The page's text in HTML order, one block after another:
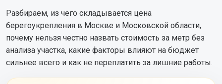
Разбираем, из чего складывается цена
берегоукрепления в Москве и Московской области,
почему нельзя честно назвать стоимость за метр без
анализа участка, какие факторы влияют на бюджет
сильнее всего и как не переплатить за лишние работы.